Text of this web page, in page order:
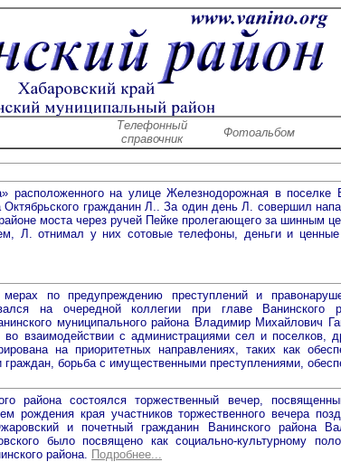
Телефонный
справочник
Фотоальбом
расположенного на улице Железнодорожная в поселке
гражданин Л.. За один день Л. совершил
моста через ручей Пейке пролегающего за шинным
Л. отнимал у них сотовые телефоны, деньги и
по предупреждению преступлений и
на очередной коллегии при главе Ванинского
муниципального района Владимир Михайлович
во взаимодействии с администрациями сел и поселков,
на приоритетных направлениях, таких как
граждан, борьба с имущественными преступлениями,
района состоялся торжественный вечер,
рождения края участников торжественного вечера
и почетный гражданин Ванинского района
было посвящено как социально-культурному
района. Подробнее...